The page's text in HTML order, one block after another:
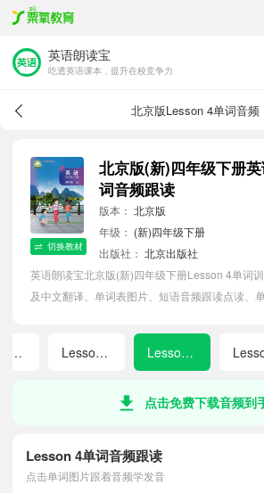
英语朗读宝
吃透英语课本，提升在校竞争力
北京版Lesson 4单词音频
切换教材
北京版(新)四年级下册
词音频跟读
版本： 北京版
年级： (新)四年级下册
出版社： 北京出版社
英语朗读宝北京版(新)四年级下册Lesson 4单词
及中文翻译、单词表图片、短语音频跟读点读、
Lesson 2 Lesson 3 Lesson 4
点击免费下载音频到
Lesson 4单词音频跟读
点击单词图片跟着音频学发音